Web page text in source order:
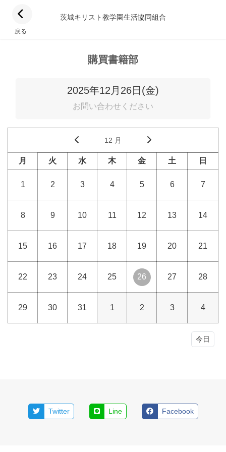
戻る
茨城キリスト教学園生活協同組合
購買書籍部
2025年12月26日(金)
お問い合わせください
12 月
月 火 水 木 金 土 日
1 2 3 4 5 6 7
8 9 10 11 12 13 14
15 16 17 18 19 20 21
22 23 24 25 26 27 28
29 30 31 1 2 3 4
今日
Twitter Line Facebook